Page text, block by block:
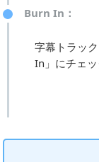
Burn In：
字幕トラッ
In」にチェッ